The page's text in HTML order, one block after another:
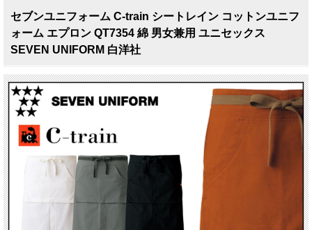
セブンユニフォーム C-train シートレイン コットンユニフ
ォーム エプロン QT7354 綿 男女兼用 ユニセックス
SEVEN UNIFORM 白洋社